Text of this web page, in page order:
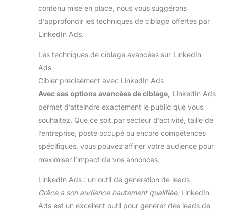
contenu mise en place, nous vous suggérons
d’approfondir les techniques de ciblage offertes par
LinkedIn Ads.
Les techniques de ciblage avancées sur LinkedIn
Ads
Cibler précisément avec LinkedIn Ads
Avec ses options avancées de ciblage, LinkedIn Ads
permet d’atteindre exactement le public que vous
souhaitez. Que ce soit par secteur d’activité, taille de
l’entreprise, poste occupé ou encore compétences
spécifiques, vous pouvez affiner votre audience pour
maximiser l’impact de vos annonces.
LinkedIn Ads : un outil de génération de leads
Grâce à son audience hautement qualifiée, LinkedIn
Ads est un excellent outil pour générer des leads de